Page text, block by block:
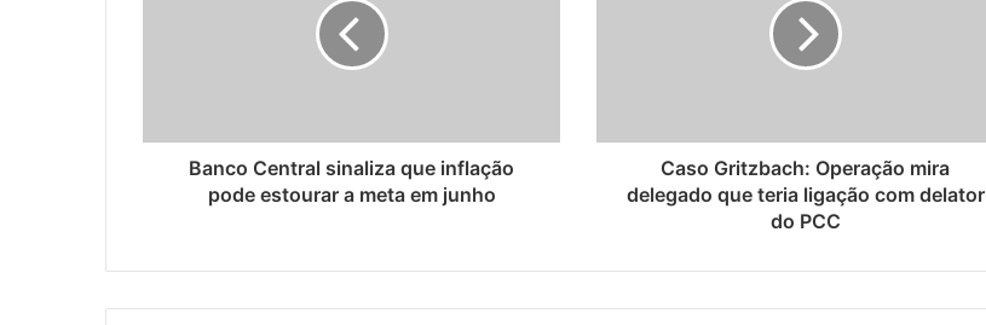
Banco Central sinaliza que inflação
pode estourar a meta em junho
Caso Gritzbach: Operação mira
delegado que teria ligação com delator
do PCC